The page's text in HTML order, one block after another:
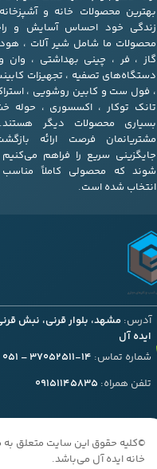
بهترین محصولات خانه و
زندگی خود احساس آسایش و
محصولات ما شامل شیر آلات ،
گاز ، فر ، چینی بهداشتی ، وان
دستگاه‌های تصفیه ، تجهیزات
، فول ست و کابین روشویی ،
تانک توکار ، اکسسوری ،
بسیاری محصولات دیگر
مشتریانمان فرصت ارائه
جایگزینی سریع را فراهم
شوند که محصولی کاملاً مناسب
انتخاب شده است.
آدرس:
ایده آل
شماره تماس: 14-37052511 – 051
تلفن همراه: 09151145835
©کلیه حقوق این سایت متعلق به
خانه ایده آل می‌باشد.